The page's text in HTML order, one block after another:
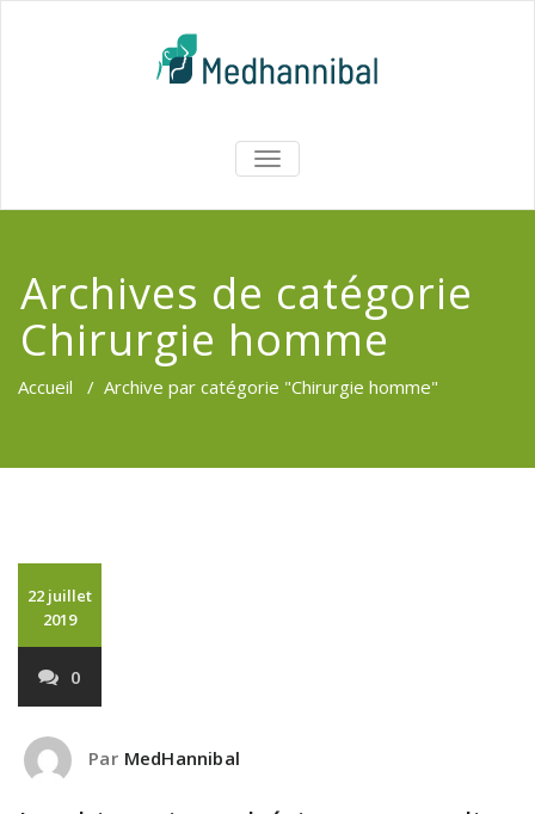
AFFICHER/MASQUER
LA
Archives de catégorie
Chirurgie homme
Accueil / Archive par catégorie "Chirurgie homme"
22 juillet
2019
0
Par MedHannibal